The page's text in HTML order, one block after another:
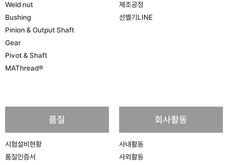
Weld nut
Bushing
Pinion & Output Shaft
Gear
Pivot & Shaft
MAThread®
제조공정
선별기LINE
품질
시험설비현황
품질인증서
회사활동
사내활동
사외활동